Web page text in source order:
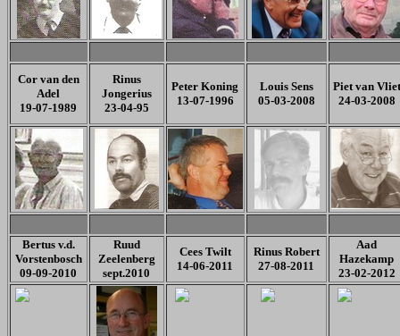
Cor van den
Adel
19-07-1989
Rinus
Jongerius
23-04-95
Peter Koning
13-07-1996
Louis Sens
05-03-2008
Piet van Vliet
24-03-2008
Bertus v.d.
Vorstenbosch
09-09-2010
Ruud
Zeelenberg
sept.2010
Cees Twilt
14-06-2011
Rinus Robert
27-08-2011
Aad
Hazekamp
23-02-2012